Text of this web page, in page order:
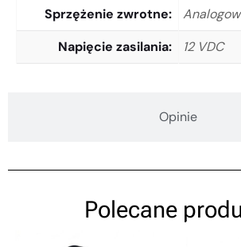
Opinie
Sprzężenie zwrotne
Napięcie zasilania
12 VDC
Polecane